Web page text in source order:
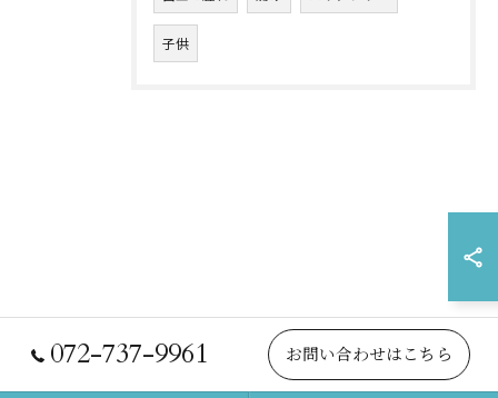
子供
072-737-9961 お問い合わせはこちら